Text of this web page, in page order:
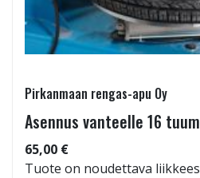
Pirkanmaan rengas-apu Oy
Asennus vanteelle 16
65,00 €
Tuote on noudettava